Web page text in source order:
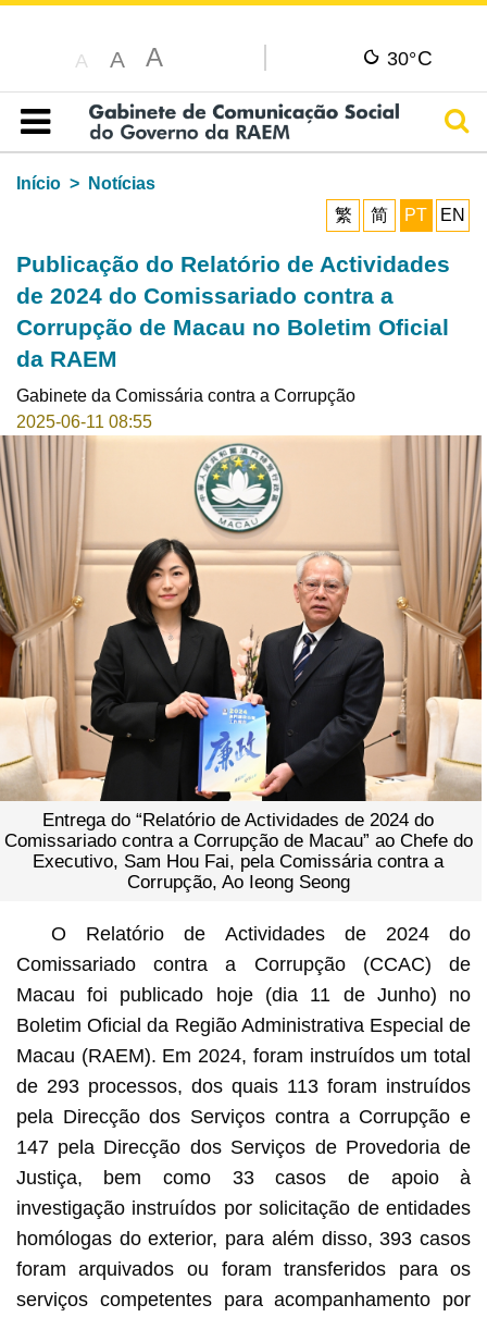
A A A 30°C
Índice
Início
Notícias
繁
简 PT EN
Publicação do Relatório de Actividades
de 2024 do Comissariado contra a
Corrupção de Macau no Boletim Oficial
da RAEM
Gabinete da Comissária contra a Corrupção
2025-06-11 08:55
Entrega do “Relatório de Actividades de 2024 do
Comissariado contra a Corrupção de Macau” ao Chefe do
Executivo, Sam Hou Fai, pela Comissária contra a
Corrupção, Ao Ieong Seong
O Relatório de Actividades de 2024 do
Comissariado contra a Corrupção (CCAC) de
Macau foi publicado hoje (dia 11 de Junho) no
Boletim Oficial da Região Administrativa Especial de
Macau (RAEM). Em 2024, foram instruídos um total
de 293 processos, dos quais 113 foram instruídos
pela Direcção dos Serviços contra a Corrupção e
147 pela Direcção dos Serviços de Provedoria de
Justiça, bem como 33 casos de apoio à
investigação instruídos por solicitação de entidades
homólogas do exterior, para além disso, 393 casos
foram arquivados ou foram transferidos para os
serviços competentes para acompanhamento por